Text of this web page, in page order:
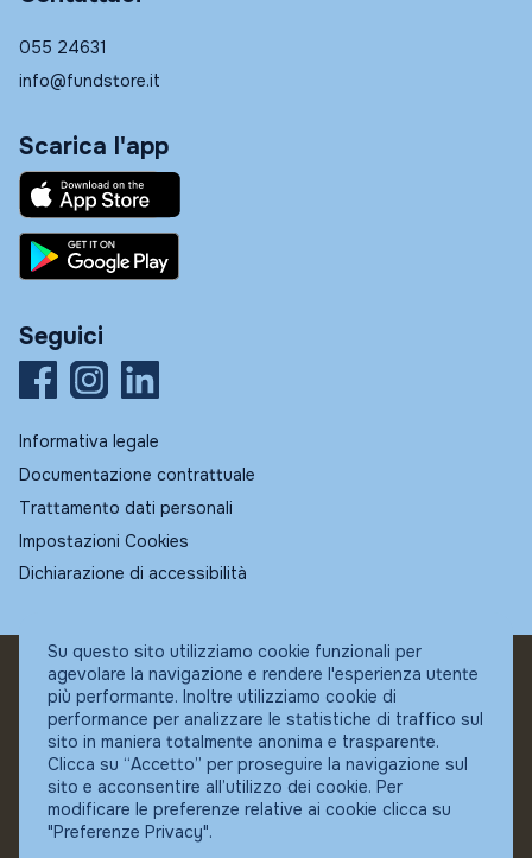
055 24631
info@fundstore.it
Scarica l'app
Seguici
Informativa legale
Documentazione contrattuale
Trattamento dati personali
Impostazioni Cookies
Dichiarazione di accessibilità
© Fundstore
Collocatore autorizzato:
Banca Ifigest SpA
P.Iva: 04337180485
Su questo sito utilizziamo cookie funzionali per
agevolare la navigazione e rendere l'esperienza utente
più performante. Inoltre utilizziamo cookie di
performance per analizzare le statistiche di traffico sul
sito in maniera totalmente anonima e trasparente.
Clicca su “Accetto” per proseguire la navigazione sul
sito e acconsentire all’utilizzo dei cookie. Per
modificare le preferenze relative ai cookie clicca su
"Preferenze Privacy".